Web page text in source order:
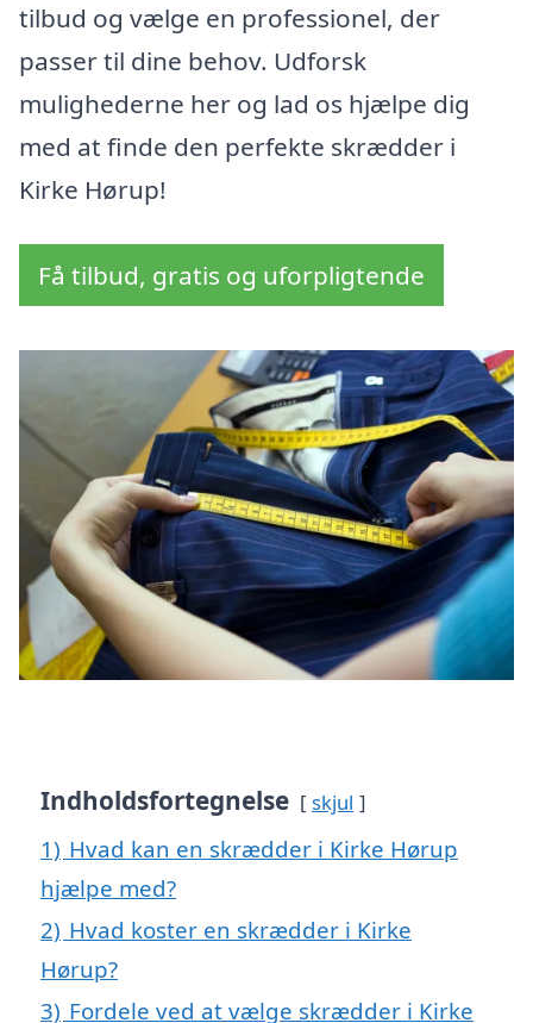
tilbud og vælge en professionel, der
passer til dine behov. Udforsk
mulighederne her og lad os hjælpe dig
med at finde den perfekte skrædder i
Kirke Hørup!
Få tilbud, gratis og uforpligtende
Indholdsfortegnelse skjul
1) Hvad kan en skrædder i Kirke Hørup
hjælpe med?
2) Hvad koster en skrædder i Kirke
Hørup?
3) Fordele ved at vælge skrædder i Kirke